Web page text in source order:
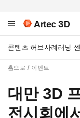
Artec 3D
콘텐츠 허브사례러닝
홈으로 이벤트
대만 3D
전시회에